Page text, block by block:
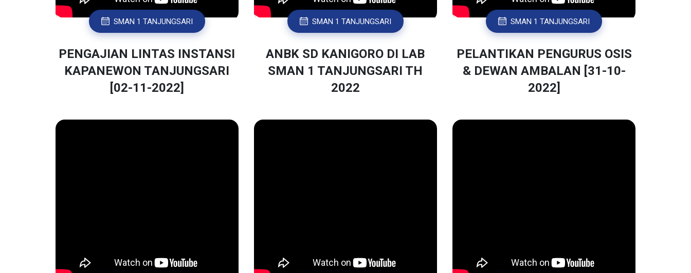
SMAN 1 TANJUNGSARI
PENGAJIAN LINTAS INSTANSI
KAPANEWON TANJUNGSARI
[02-11-2022]
SMAN 1 TANJUNGSARI
ANBK SD KANIGORO DI LAB
SMAN 1 TANJUNGSARI TH
2022
SMAN 1 TANJUNGSARI
PELANTIKAN PENGURUS OSIS
& DEWAN AMBALAN [31-10-
2022]